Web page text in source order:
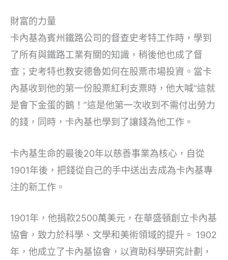
財富的力量
卡內基為賓州鐵路公司的督查史考特工作時，學到
了所有與鐵路工業有關的知識，稍後他也成了督
查；史考特也教安德魯如何在股票市場投資。當卡
內基收到他的第一份股票紅利支票時，他大喊“這就
是會下金蛋的鵝！”這是他第一次收到不需付出勞力
的錢，同時，卡內基也學到了讓錢為他工作。
卡內基生命的最後20年以慈善事業為核心，自從
1901年後，把錢從自己的手中送出去成為卡內基專
注的新工作。
1901年，他捐款2500萬美元，在華盛頓創立卡內基
協會，致力於科學、文學和美術領域的提升。 1902
年，他成立了卡內基協會，以資助科學研究計劃，